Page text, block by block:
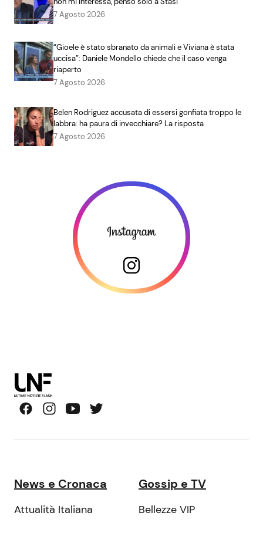
7 Agosto 2026
“Gioele è stato sbranato da animali e Viviana è stata
uccisa”: Daniele Mondello chiede che il caso venga
riaperto
7 Agosto 2026
Belen Rodriguez accusata di essersi gonfiata troppo le
labbra: ha paura di invecchiare? La risposta
7 Agosto 2026
News e Cronaca
Attualità Italiana
Gossip e TV
Bellezze VIP